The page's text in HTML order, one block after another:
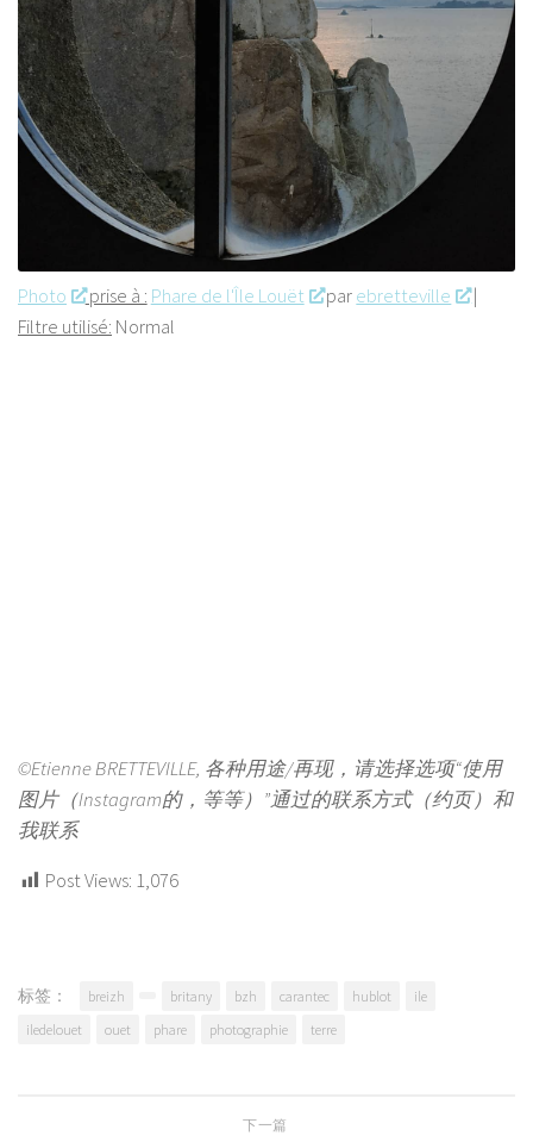
Photo prise à : Phare de l'Île Louët parebretteville
|
Filtre utilisé: Normal
©Etienne BRETTEVILLE, 各种用途/再现，请选择选项“使用
图片（Instagram的，等等）”通过的联系方式（约页）和
我联系
Post Views: 1,076
标签： breizh britany bzh carantec hublot
ile
iledelouet
ouet phare photographie terre
下一篇